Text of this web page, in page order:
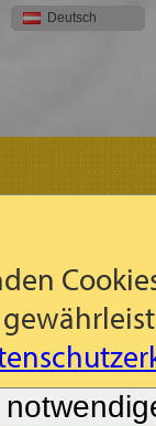
Deutsch
keine